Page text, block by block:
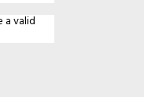
a valid